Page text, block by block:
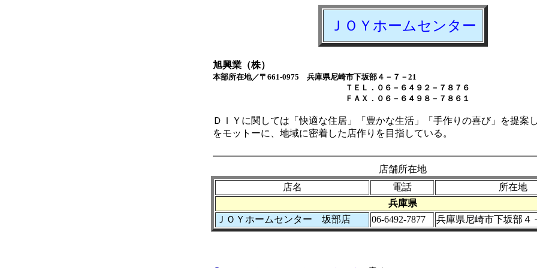
ＪＯＹホームセンター
旭興業（株）
本部所在地／〒661-0975 兵庫県尼崎市下坂部４－７－21
ＴＥＬ．０６－６４９２－７８７６
ＦＡＸ．０６－６４９８－７８６１
ＤＩＹに関しては「快適な住居」「豊かな生活」「手作りの喜び」を提案
をモットーに、地域に密着した店作りを目指している。
店舗所在地
店名
電話
所在地
兵庫県
ＪＯＹホームセンター 坂部店
06-6492-7877 兵庫県尼崎市下坂部４